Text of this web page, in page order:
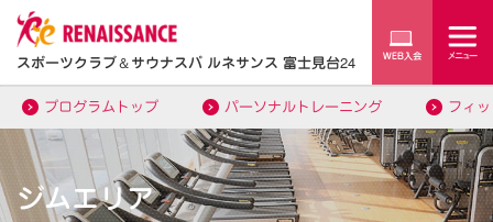
スポーツクラブ＆サウナスパ ルネサンス 富士見台24
プログラムトップ パーソナルトレーニング フィ
ジムエリア